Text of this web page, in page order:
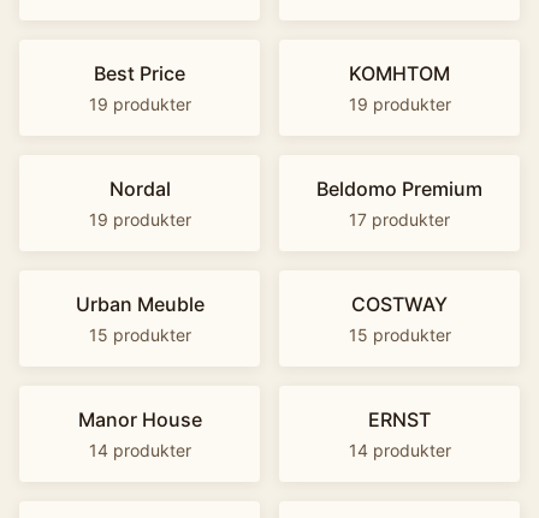
Best Price
19 produkter
KOMHTOM
19 produkter
Nordal
19 produkter
Beldomo Premium
17 produkter
Urban Meuble
15 produkter
COSTWAY
15 produkter
Manor House
14 produkter
ERNST
14 produkter